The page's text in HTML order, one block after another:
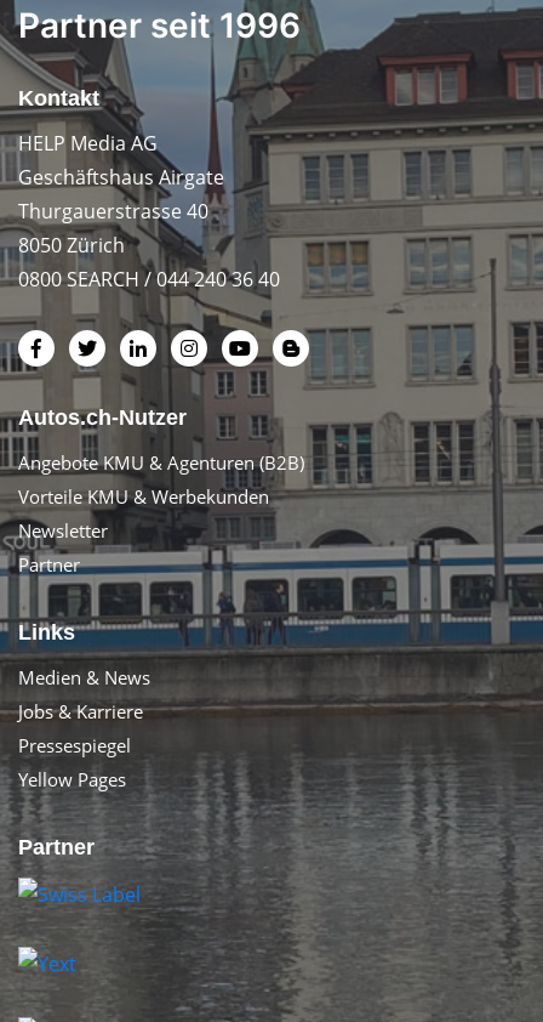
Partner seit 1996
Kontakt
HELP Media AG
Geschäftshaus Airgate
Thurgauerstrasse 40
8050 Zürich
0800 SEARCH / 044 240 36 40
Autos.ch-Nutzer
Angebote KMU & Agenturen (B2B)
Vorteile KMU & Werbekunden
Newsletter
Partner
Links
Medien & News
Jobs & Karriere
Pressespiegel
Yellow Pages
Partner